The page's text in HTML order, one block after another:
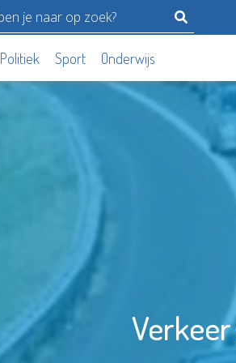
Politiek Sport Onderwijs